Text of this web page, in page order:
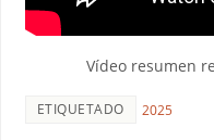
Vídeo resumen
ETIQUETADO 2025